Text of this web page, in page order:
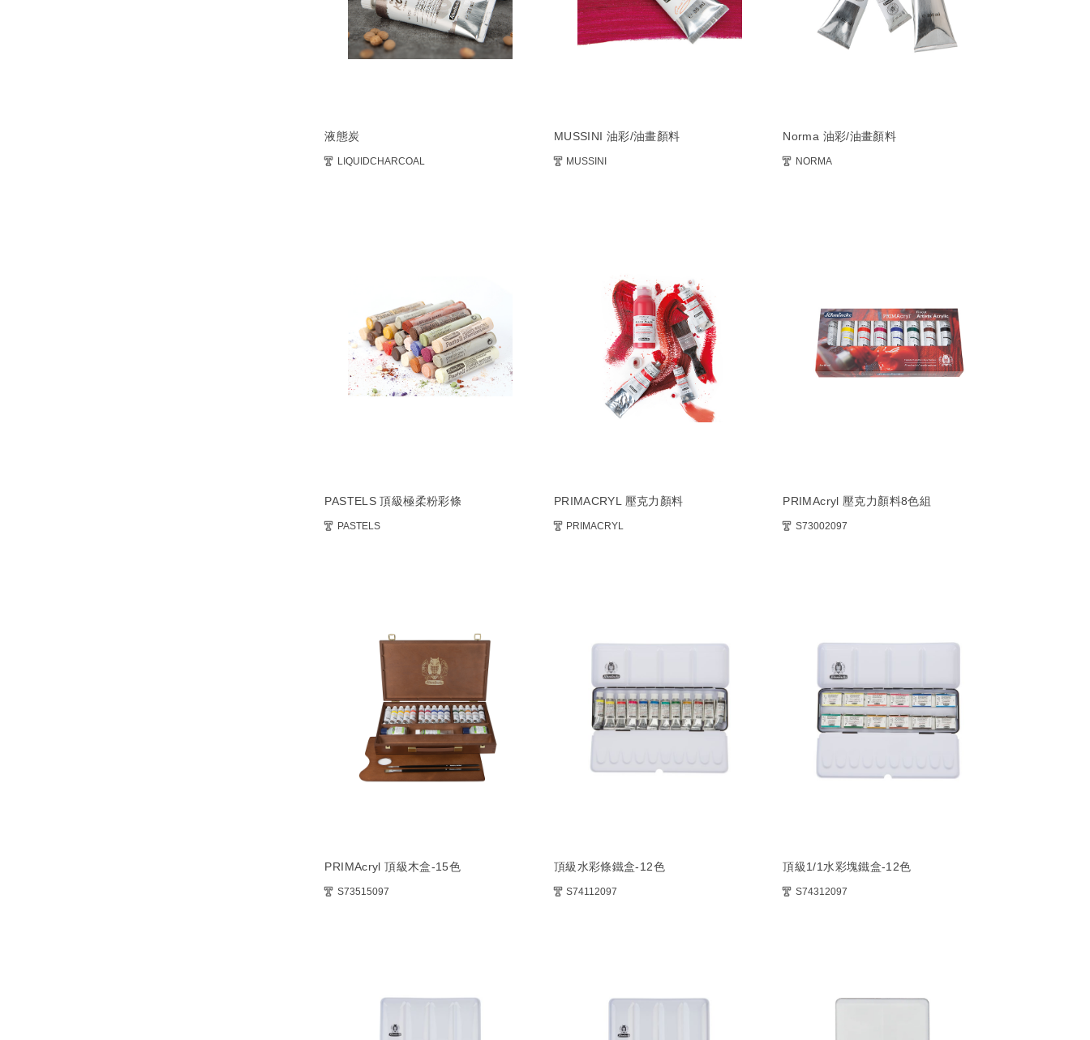
液態炭
LIQUIDCHARCOAL
MUSSINI 油彩/油畫顏料
MUSSINI
Norma 油彩/油畫顏料
NORMA
PASTELS 頂級極柔粉彩條
PASTELS
PRIMACRYL 壓克力顏料
PRIMACRYL
PRIMAcryl 壓克力顏料8色組
S73002097
PRIMAcryl 頂級木盒-15色
S73515097
頂級水彩條鐵盒-12色
S74112097
頂級1/1水彩塊鐵盒-12色
S74312097